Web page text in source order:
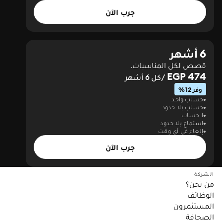
جرب الآن
6 أشهر
قصص لكل المناسبات.
474 EGP /كل 6 أشهر
وفر 12%
حساب واحد
حساب بلا حدود
1 حساب
استماع بلا حدود
إلغاء في أي وقت
جرب الآن
الشركة
من نحن؟
الوظائف
المستثمرون
الصحافة